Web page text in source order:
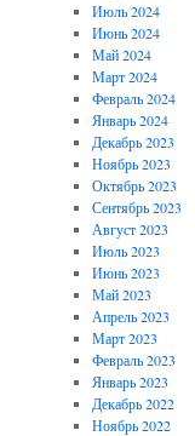
Июль 2024
Июнь 2024
Май 2024
Март 2024
Февраль 2024
Январь 2024
Декабрь 2023
Ноябрь 2023
Октябрь 2023
Сентябрь 2023
Август 2023
Июль 2023
Июнь 2023
Май 2023
Апрель 2023
Март 2023
Февраль 2023
Январь 2023
Декабрь 2022
Ноябрь 2022